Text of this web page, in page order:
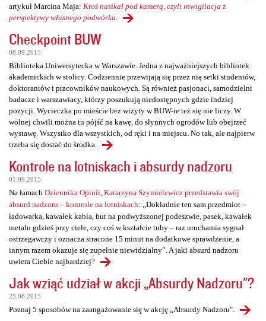
artykuł Marcina Maja: Ktoś nasikał pod kamerą, czyli inwigilacja z
perspektywy własnego podwórka
Checkpoint BUW
08.09.2015
Biblioteka Uniwersytecka w Warszawie. Jedna z najważniejszych bibliotek
akademickich w stolicy. Codziennie przewijają się przez nią setki studentów,
doktorantów i pracowników naukowych. Są również pasjonaci, samodzielni
badacze i warszawiacy, którzy poszukują niedostępnych gdzie indziej
pozycji. Wycieczka po mieście bez wizyty w BUW-ie też się nie liczy. W
wolnej chwili można tu pójść na kawę, do słynnych ogrodów lub obejrzeć
wystawę. Wszystko dla wszystkich, od ręki i na miejscu. No tak, ale najpierw
trzeba się dostać do środka.
Kontrole na lotniskach i absurdy nadzoru
01.09.2015
Na łamach Dziennika Opinii, Katarzyna Szymielewicz przedstawia swój
absurd nadzoru – kontrole na lotniskach: „Dokładnie ten sam przedmiot –
ładowarka, kawałek kabla, but na podwyższonej podeszwie, pasek, kawałek
metalu gdzieś przy ciele, czy coś w kształcie tuby – raz uruchamia sygnał
ostrzegawczy i oznacza stracone 15 minut na dodatkowe sprawdzenie, a
innym razem okazuje się zupełnie niewidzialny”. A jaki absurd nadzoru
uwiera Ciebie najbardziej?
Jak wziąć udział w akcji „Absurdy Nadzoru"?
25.08.2015
Poznaj 5 sposobów na zaangażowanie się w akcję „Absurdy Nadzoru".